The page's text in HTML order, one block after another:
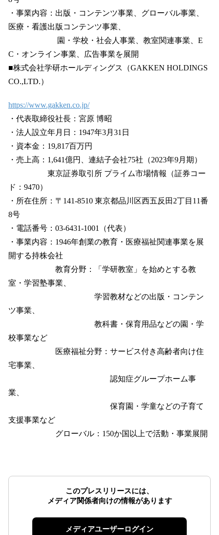
・事業内容：出版・コンテンツ事業、グローバル事業、
医療・看護出版コンテンツ事業、
園・学校・社会人事業、教室関連事業、E
C・オンライン事業、広告事業を展開
■株式会社学研ホールディングス（GAKKEN HOLDINGS
CO.,LTD.）
https://www.gakken.co.jp/
・代表取締役社長：宮原 博昭
・法人設立年月日：1947年3月31日
・資本金：19,817百万円
・売上高：1,641億円、連結子会社75社（2023年9月期）
東京証券取引所 プライム市場情報（証券コー
ド：9470）
・所在住所：〒141-8510 東京都品川区西五反田2丁目11番
8号
・電話番号：03-6431-1001（代表）
・事業内容：1946年創業の教育・医療福祉関連事業を展
開する持株会社
教育分野：「学研教室」を始めとする教
室・学習塾事業、
学習教材などの出版・コンテン
ツ事業、
教科書・保育用品などの園・学
校事業など
医療福祉分野：サービス付き高齢者向け住
宅事業、
認知症グループホーム事
業、
保育園・学童などの子育て
支援事業など
グローバル：150か国以上で活動・事業展開
このプレスリリースには、
メディア関係者向けの情報があります
メディアユーザーログイン